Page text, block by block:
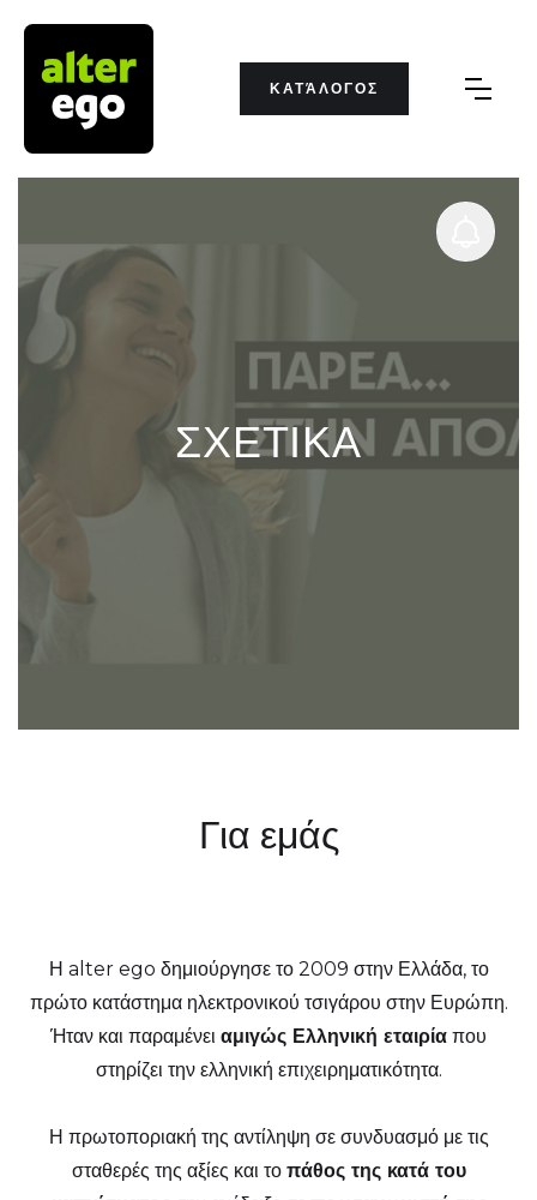
ΚΑΤΆΛΟΓΟΣ
ΣΧΕΤΙΚΑ
Για εμάς
Η alter ego δημιούργησε το 2009 στην Ελλάδα, το
πρώτο κατάστημα ηλεκτρονικού τσιγάρου στην Ευρώπη.
Ήταν και παραμένει αμιγώς Ελληνική εταιρία που
στηρίζει την ελληνική επιχειρηματικότητα.
Η πρωτοποριακή της αντίληψη σε συνδυασμό με τις
σταθερές της αξίες και το πάθος της κατά του